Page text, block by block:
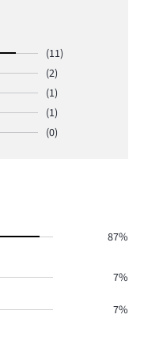
(11)
(2)
(1)
(1)
(0)
87%
7%
7%